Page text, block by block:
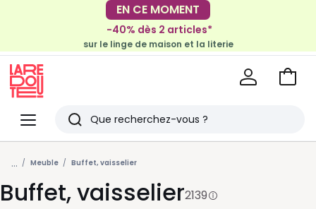
EN CE MOMENT
-30€ tous les 100€*
sur le meuble & la déco
-40% dès 2 articles*
sur le linge de maison et la literie
Menu
Redoute
Rechercher
Derniers
articles
vus
Voir
... Meuble Buffet, vaisselier
Buffet, vaisselier2139